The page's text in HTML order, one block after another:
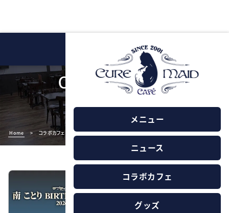
メニュー
ニュース
コラボカフェ
グッズ
COLLAB CAFE
Home > コラボカフェ